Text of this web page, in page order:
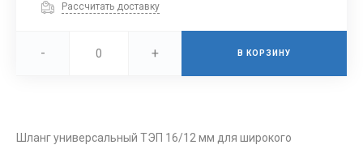
Рассчитать доставку
- + В КОРЗИНУ
Шланг универсальный ТЭП 16/12 мм для широкого